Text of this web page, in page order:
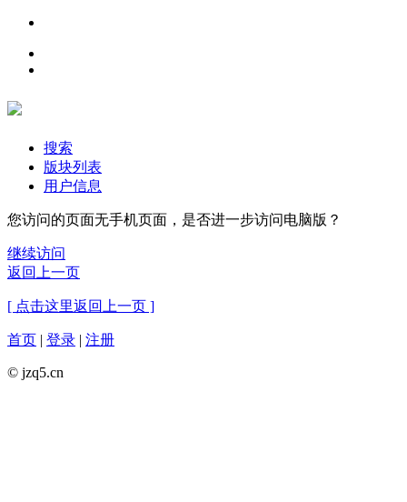
搜索
版块列表
用户信息
您访问的页面无手机页面，是否进一步访问电脑版？
继续访问
返回上一页
[ 点击这里返回上一页 ]
首页 | 登录 | 注册
© jzq5.cn